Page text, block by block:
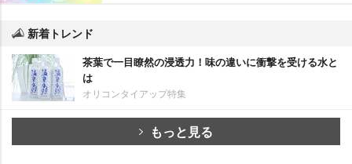
新着トレンド
茶葉で一目瞭然の浸透力！味の違いに衝撃を受ける水と
は
オリコンタイアップ特集
もっと見る